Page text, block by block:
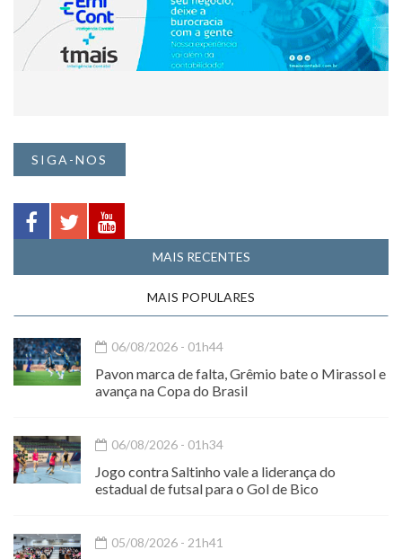
SIGA-NOS
MAIS RECENTES
MAIS POPULARES
06/08/2026 - 01h44
Pavon marca de falta, Grêmio bate o Mirassol e
avança na Copa do Brasil
06/08/2026 - 01h34
Jogo contra Saltinho vale a liderança do
estadual de futsal para o Gol de Bico
05/08/2026 - 21h41